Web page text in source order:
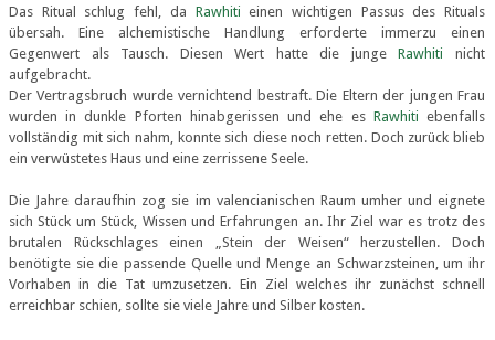
Das Ritual schlug fehl, da Rawhiti einen wichtigen Passus des Rituals
übersah. Eine alchemistische Handlung erforderte immerzu einen
Gegenwert als Tausch. Diesen Wert hatte die jungeRawhiti nicht
aufgebracht.
Der Vertragsbruch wurde vernichtend bestraft. Die Eltern der jungen Frau
wurden in dunkle Pforten hinabgerissen und ehe es Rawhiti ebenfalls
vollständig mit sich nahm, konnte sich diese noch retten. Doch zurück blieb
ein verwüstetes Haus und eine zerrissene Seele.
Die Jahre daraufhin zog sie im valencianischen Raum umher und eignete
sich Stück um Stück, Wissen und Erfahrungen an. Ihr Ziel war es trotz des
brutalen Rückschlages einen „Stein der Weisen“ herzustellen. Doch
benötigte sie die passende Quelle und Menge an Schwarzsteinen, um ihr
Vorhaben in die Tat umzusetzen. Ein Ziel welches ihr zunächst schnell
erreichbar schien, sollte sie viele Jahre und Silber kosten.